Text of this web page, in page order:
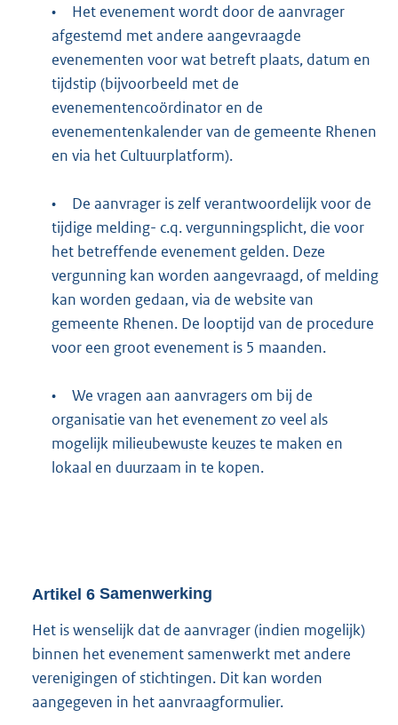
•
Het evenement wordt door de aanvrager
afgestemd met andere aangevraagde
evenementen voor wat betreft plaats, datum en
tijdstip (bijvoorbeeld met de
evenementencoördinator en de
evenementenkalender van de gemeente Rhenen
en via het Cultuurplatform).
•
De aanvrager is zelf verantwoordelijk voor de
tijdige melding- c.q. vergunningsplicht, die voor
het betreffende evenement gelden. Deze
vergunning kan worden aangevraagd, of melding
kan worden gedaan, via de website van
gemeente Rhenen. De looptijd van de procedure
voor een groot evenement is 5 maanden.
•
We vragen aan aanvragers om bij de
organisatie van het evenement zo veel als
mogelijk milieubewuste keuzes te maken en
lokaal en duurzaam in te kopen.
Artikel 6 Samenwerking
Het is wenselijk dat de aanvrager (indien mogelijk)
binnen het evenement samenwerkt met andere
verenigingen of stichtingen. Dit kan worden
aangegeven in het aanvraagformulier.